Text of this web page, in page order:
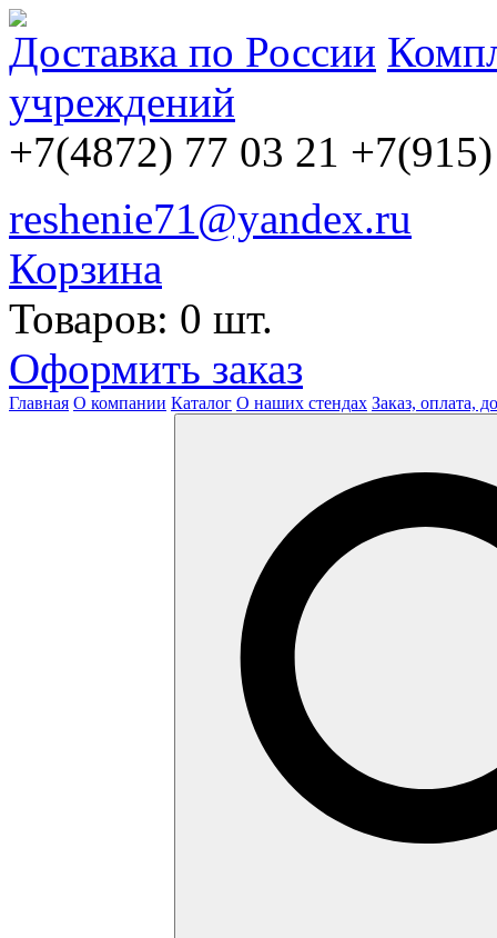
Доставка по России
учреждений
+7(4872) 77 03 21
reshenie71@yandex.ru
Корзина
Товаров: 0 шт.
Оформить заказ
Главная О компании Каталог О наших стендах Заказ, оплата,